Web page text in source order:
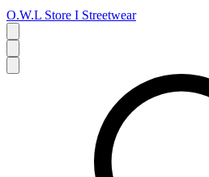
O.W.L Store I Streetwear